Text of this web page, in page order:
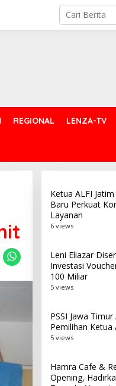
REGIONAL LENZA-TV
Ketua ALFI
Baru Perkuat
Layanan
6 views
Leni Eliazar
Investasi
100 Miliar
5 views
PSSI Jawa
Pemilihan Ketua
5 views
Hamra Cafe &
Opening,